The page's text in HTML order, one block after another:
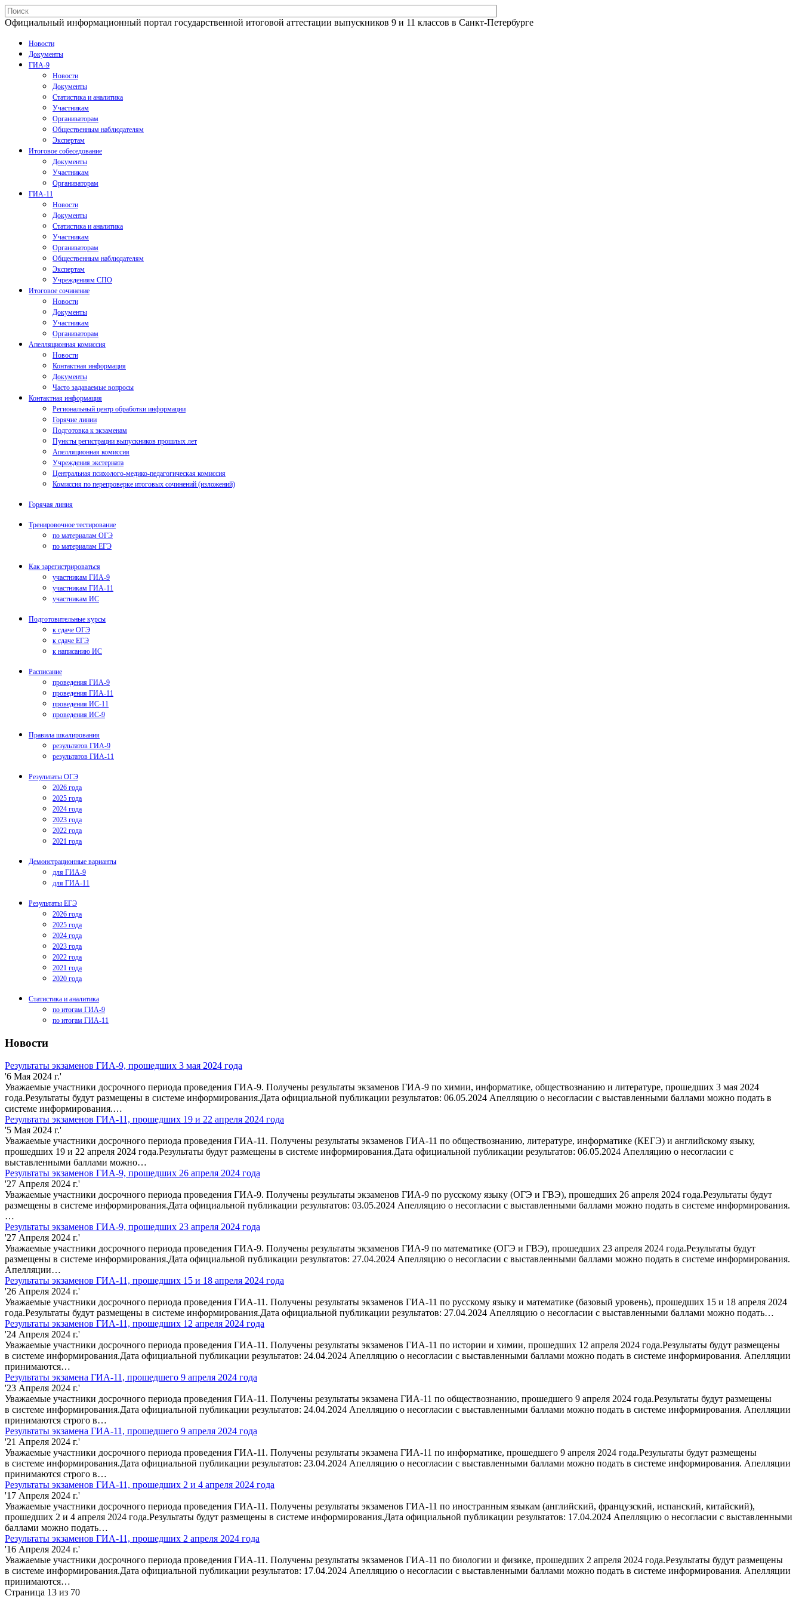
Официальный информационный портал государственной итоговой аттестации выпускников 9 и 11 классов в Санкт-Петербурге
Новости
Документы
ГИА-9
Новости
Документы
Статистика и аналитика
Участникам
Организаторам
Общественным наблюдателям
Экспертам
Итоговое собеседование
Документы
Участникам
Организаторам
ГИА-11
Новости
Документы
Статистика и аналитика
Участникам
Организаторам
Общественным наблюдателям
Экспертам
Учреждениям СПО
Итоговое сочинение
Новости
Документы
Участникам
Организаторам
Апелляционная комиссия
Новости
Контактная информация
Документы
Часто задаваемые вопросы
Контактная информация
Региональный центр обработки информации
Горячие линии
Подготовка к экзаменам
Пункты регистрации выпускников прошлых лет
Апелляционная комиссия
Учреждения экстерната
Центральная психолого-медико-педагогическая комиссия
Комиссия по перепроверке итоговых сочинений (изложений)
Горячая линия
Тренировочное тестирование
по материалам ОГЭ
по материалам ЕГЭ
Как зарегистрироваться
участникам ГИА-9
участникам ГИА-11
участникам ИС
Подготовительные курсы
к сдаче ОГЭ
к сдаче ЕГЭ
к написанию ИС
Расписание
проведения ГИА-9
проведения ГИА-11
проведения ИС-11
проведения ИС-9
Правила шкалирования
результатов ГИА-9
результатов ГИА-11
Результаты ОГЭ
2026 года
2025 года
2024 года
2023 года
2022 года
2021 года
Демонстрационные варианты
для ГИА-9
для ГИА-11
Результаты ЕГЭ
2026 года
2025 года
2024 года
2023 года
2022 года
2021 года
2020 года
Статистика и аналитика
по итогам ГИА-9
по итогам ГИА-11
Новости
Результаты экзаменов ГИА-9, прошедших 3 мая 2024 года
'6 Мая 2024 г.'
Уважаемые участники досрочного периода проведения ГИА-9. Получены результаты экзаменов ГИА-9 по химии, информатике, обществознанию и литературе, прошедших 3 мая 2024
года.Результаты будут размещены в системе информирования.Дата официальной публикации результатов: 06.05.2024 Апелляцию о несогласии с выставленными баллами можно подать в
системе информирования.…
Результаты экзаменов ГИА-11, прошедших 19 и 22 апреля 2024 года
'5 Мая 2024 г.'
Уважаемые участники досрочного периода проведения ГИА-11. Получены результаты экзаменов ГИА-11 по обществознанию, литературе, информатике (КЕГЭ) и английскому языку,
прошедших 19 и 22 апреля 2024 года.Результаты будут размещены в системе информирования.Дата официальной публикации результатов: 06.05.2024 Апелляцию о несогласии с
выставленными баллами можно…
Результаты экзаменов ГИА-9, прошедших 26 апреля 2024 года
'27 Апреля 2024 г.'
Уважаемые участники досрочного периода проведения ГИА-9. Получены результаты экзаменов ГИА-9 по русскому языку (ОГЭ и ГВЭ), прошедших 26 апреля 2024 года.Результаты будут
размещены в системе информирования.Дата официальной публикации результатов: 03.05.2024 Апелляцию о несогласии с выставленными баллами можно подать в системе информирования.
…
Результаты экзаменов ГИА-9, прошедших 23 апреля 2024 года
'27 Апреля 2024 г.'
Уважаемые участники досрочного периода проведения ГИА-9. Получены результаты экзаменов ГИА-9 по математике (ОГЭ и ГВЭ), прошедших 23 апреля 2024 года.Результаты будут
размещены в системе информирования.Дата официальной публикации результатов: 27.04.2024 Апелляцию о несогласии с выставленными баллами можно подать в системе информирования.
Апелляции…
Результаты экзаменов ГИА-11, прошедших 15 и 18 апреля 2024 года
'26 Апреля 2024 г.'
Уважаемые участники досрочного периода проведения ГИА-11. Получены результаты экзаменов ГИА-11 по русскому языку и математике (базовый уровень), прошедших 15 и 18 апреля 2024
года.Результаты будут размещены в системе информирования.Дата официальной публикации результатов: 27.04.2024 Апелляцию о несогласии с выставленными баллами можно подать…
Результаты экзаменов ГИА-11, прошедших 12 апреля 2024 года
'24 Апреля 2024 г.'
Уважаемые участники досрочного периода проведения ГИА-11. Получены результаты экзаменов ГИА-11 по истории и химии, прошедших 12 апреля 2024 года.Результаты будут размещены
в системе информирования.Дата официальной публикации результатов: 24.04.2024 Апелляцию о несогласии с выставленными баллами можно подать в системе информирования. Апелляции
принимаются…
Результаты экзамена ГИА-11, прошедшего 9 апреля 2024 года
'23 Апреля 2024 г.'
Уважаемые участники досрочного периода проведения ГИА-11. Получены результаты экзамена ГИА-11 по обществознанию, прошедшего 9 апреля 2024 года.Результаты будут размещены
в системе информирования.Дата официальной публикации результатов: 24.04.2024 Апелляцию о несогласии с выставленными баллами можно подать в системе информирования. Апелляции
принимаются строго в…
Результаты экзамена ГИА-11, прошедшего 9 апреля 2024 года
'21 Апреля 2024 г.'
Уважаемые участники досрочного периода проведения ГИА-11. Получены результаты экзамена ГИА-11 по информатике, прошедшего 9 апреля 2024 года.Результаты будут размещены
в системе информирования.Дата официальной публикации результатов: 23.04.2024 Апелляцию о несогласии с выставленными баллами можно подать в системе информирования. Апелляции
принимаются строго в…
Результаты экзаменов ГИА-11, прошедших 2 и 4 апреля 2024 года
'17 Апреля 2024 г.'
Уважаемые участники досрочного периода проведения ГИА-11. Получены результаты экзаменов ГИА-11 по иностранным языкам (английский, французский, испанский, китайский),
прошедших 2 и 4 апреля 2024 года.Результаты будут размещены в системе информирования.Дата официальной публикации результатов: 17.04.2024 Апелляцию о несогласии с выставленными
баллами можно подать…
Результаты экзаменов ГИА-11, прошедших 2 апреля 2024 года
'16 Апреля 2024 г.'
Уважаемые участники досрочного периода проведения ГИА-11. Получены результаты экзаменов ГИА-11 по биологии и физике, прошедших 2 апреля 2024 года.Результаты будут размещены
в системе информирования.Дата официальной публикации результатов: 17.04.2024 Апелляцию о несогласии с выставленными баллами можно подать в системе информирования. Апелляции
принимаются…
Страница 13 из 70